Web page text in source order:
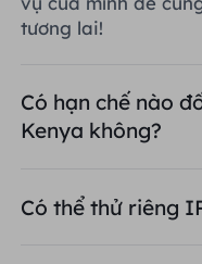
tương lai!
Có hạn chế nào
Kenya không?
Có thể thử riêng